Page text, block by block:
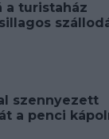
a turistaház
szennyezett
a penci